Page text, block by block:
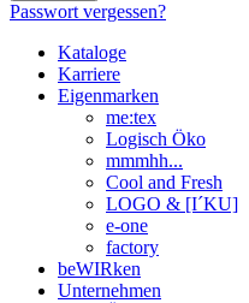
Passwort vergessen?
Kataloge
Karriere
Eigenmarken
me:tex
Logisch Öko
mmmhh...
Cool and Fresh
LOGO & [I´KU]
e-one
factory
beWIRken
Unternehmen